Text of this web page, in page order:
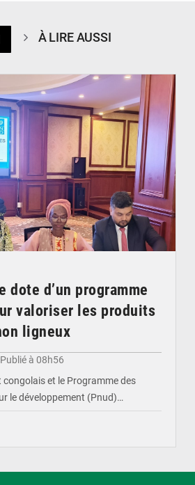
À LIRE AUSSI
dote d’un programme
valoriser les produits
ligneux
Publié à 08h56
congolais et le Programme des
le développement (Pnud)…